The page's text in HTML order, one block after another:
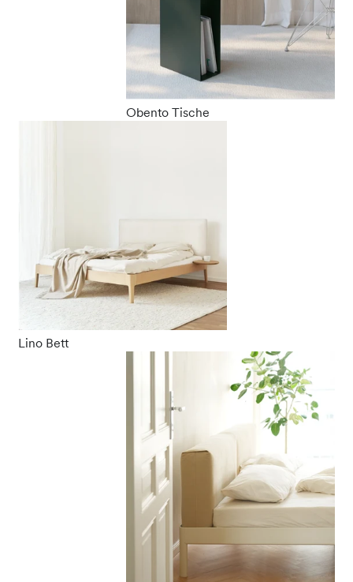
Obento Tische
Lino Bett